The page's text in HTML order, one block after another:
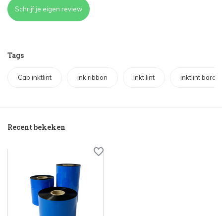
Schrijf je eigen review
Tags
Cab inktlint ink ribbon Inkt lint inktlint
Recent bekeken